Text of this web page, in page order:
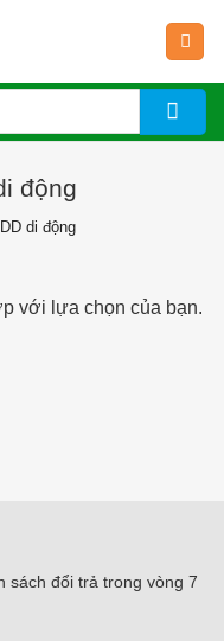
động
di động
với lựa chọn của bạn.
sách đổi trả trong vòng 7